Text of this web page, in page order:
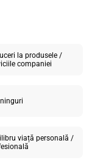
la produsele /
companiei
viață personală /